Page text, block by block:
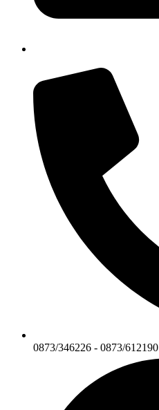
0873/346226 - 0873/612190